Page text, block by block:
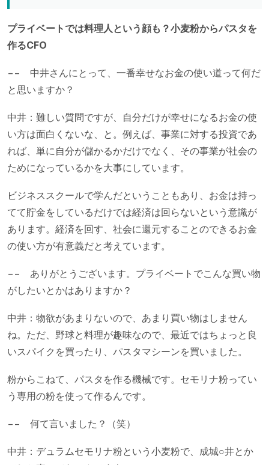
プライベートでは料理人という顔も？小麦粉からパスタを
作るCFO
−− 中井さんにとって、一番幸せなお金の使い道って何だ
と思いますか？
中井：難しい質問ですが、自分だけが幸せになるお金の使
い方は面白くないな、と。例えば、事業に対する投資であ
れば、単に自分が儲かるかだけでなく、その事業が社会の
ためになっているかを大事にしています。
ビジネススクールで学んだということもあり、お金は持っ
てて貯金をしているだけでは経済は回らないという意識が
あります。経済を回す、社会に還元することのできるお金
の使い方が有意義だと考えています。
−− ありがとうございます。プライベートでこんな買い物
がしたいとかはありますか？
中井：物欲があまりないので、あまり買い物はしません
ね。ただ、野球と料理が趣味なので、最近ではちょっと良
いスパイクを買ったり、パスタマシーンを買いました。
粉からこねて、パスタを作る機械です。セモリナ粉ってい
う専用の粉を使って作るんです。
−− 何て言いました？（笑）
中井：デュラムセモリナ粉という小麦粉で、成城○井とか